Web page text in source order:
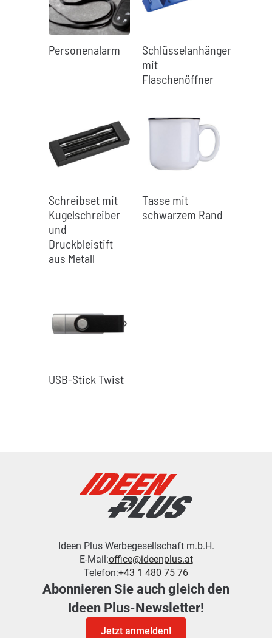
Personenalarm
Schlüsselanhänger
mit
Flaschenöffner
Schreibset mit
Kugelschreiber
und
Druckbleistift
aus Metall
Tasse mit
schwarzem Rand
USB-Stick Twist
Ideen Plus Werbegesellschaft m.b.H.
E-Mail:office@ideenplus.at
Telefon:+43 1 480 75 76
Abonnieren Sie auch gleich den
Ideen Plus-Newsletter!
Jetzt anmelden!